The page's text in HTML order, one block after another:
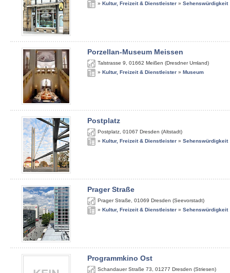
» Kultur, Freizeit & Dienstleister » Sehenswürdigkeit
Porzellan-Museum Meissen
Talstrasse 9 01662 Meißen (Dresdner Umland)
» Kultur, Freizeit & Dienstleister » Museum
Postplatz
Postplatz 01067 Dresden (Altstadt)
» Kultur, Freizeit & Dienstleister » Sehenswürdigkeit
Prager Straße
Prager Straße 01069 Dresden (Seevorstadt)
» Kultur, Freizeit & Dienstleister » Sehenswürdigkeit
Programmkino Ost
Schandauer Straße 73 01277 Dresden (Striesen)